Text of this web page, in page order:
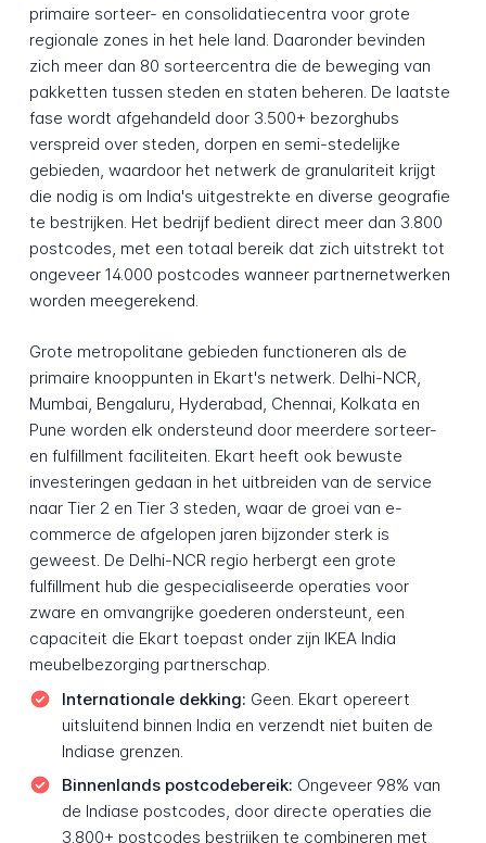
primaire sorteer- en consolidatiecentra voor grote
regionale zones in het hele land. Daaronder bevinden
zich meer dan 80 sorteercentra die de beweging van
pakketten tussen steden en staten beheren. De laatste
fase wordt afgehandeld door 3.500+ bezorghubs
verspreid over steden, dorpen en semi-stedelijke
gebieden, waardoor het netwerk de granulariteit krijgt
die nodig is om India's uitgestrekte en diverse geografie
te bestrijken. Het bedrijf bedient direct meer dan 3.800
postcodes, met een totaal bereik dat zich uitstrekt tot
ongeveer 14.000 postcodes wanneer partnernetwerken
worden meegerekend.
Grote metropolitane gebieden functioneren als de
primaire knooppunten in Ekart's netwerk. Delhi-NCR,
Mumbai, Bengaluru, Hyderabad, Chennai, Kolkata en
Pune worden elk ondersteund door meerdere sorteer-
en fulfillment faciliteiten. Ekart heeft ook bewuste
investeringen gedaan in het uitbreiden van de service
naar Tier 2 en Tier 3 steden, waar de groei van e-
commerce de afgelopen jaren bijzonder sterk is
geweest. De Delhi-NCR regio herbergt een grote
fulfillment hub die gespecialiseerde operaties voor
zware en omvangrijke goederen ondersteunt, een
capaciteit die Ekart toepast onder zijn IKEA India
meubelbezorging partnerschap.
Internationale dekking: Geen. Ekart opereert
uitsluitend binnen India en verzendt niet buiten de
Indiase grenzen.
Binnenlands postcodebereik: Ongeveer 98% van
de Indiase postcodes, door directe operaties die
3.800+ postcodes bestrijken te combineren met